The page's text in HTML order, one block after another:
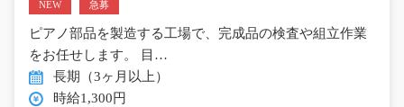
NEW 急募
ピアノ部品を製造する工場で、完成品の検査や組立作業
をお任せします。 目…
長期（3ヶ月以上）
時給1,300円